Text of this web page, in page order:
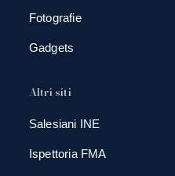
Fotografie
Gadgets
Altri siti
Salesiani INE
Ispettoria FMA